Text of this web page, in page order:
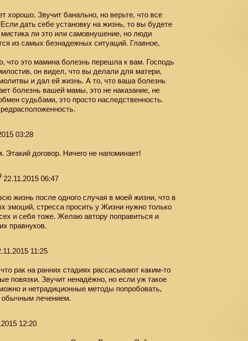
хорошо. Звучит банально, но верьте, что все
дать себе установку на жизнь, то вы будете
ли это или самовнушение, но люди
из самых безнадежных ситуаций. Главное,
что это мамина болезнь перешла к вам. Господь
он видел, что вы делали для матери,
и дал ей жизнь. А то, что ваша болезнь
болезнь вашей мамы, это не наказание, не
судьбами, это просто наследственность.
03:28
Этакий договор. Ничего не напоминает!
22.11.2015 06:47
жизнь после одного случая в моей жизни, что в
эмоций, стресса просить у Жизни нужно только
и себя тоже. Желаю автору поправиться и
правнуков.
11:25
рак на ранних стадиях рассасывают каким-то
повязки. Звучит ненадёжно, но еcли уж такое
и нетрадиционные методы попробовать,
обычным лечением.
12:20